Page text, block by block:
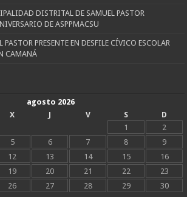
DISTRITAL DE SAMUEL PASTOR
DE ASPPMACSU
PRESENTE EN DESFILE CÍVICO ESCOLAR
CAMANÁ
agosto 2026
X J V S
D
1
2
5 6 7 8
9
12 13 14 15
16
19 20 21 22
23
26 27 28 29
30